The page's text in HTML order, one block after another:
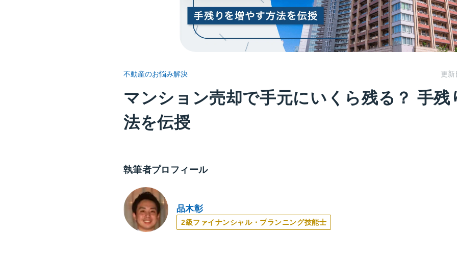
不動産のお悩み解決 更
マンション売却で手元にいくら残る？ 手残
法を伝授
執筆者プロフィール
品木彰
2級ファイナンシャル・プランニング技能士